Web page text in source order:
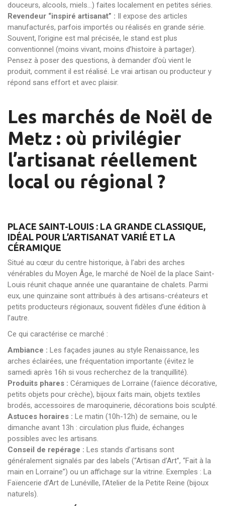
douceurs, alcools, miels…) faites localement en petites séries.
Revendeur “inspiré artisanat” : Il expose des articles
manufacturés, parfois importés ou réalisés en grande série.
Souvent, l’origine est mal précisée, le stand est plus
conventionnel (moins vivant, moins d’histoire à partager).
Pensez à poser des questions, à demander d’où vient le
produit, comment il est réalisé. Le vrai artisan ou producteur y
répond sans effort et avec plaisir.
Les marchés de Noël de
Metz : où privilégier
l’artisanat réellement
local ou régional ?
PLACE SAINT-LOUIS : LA GRANDE CLASSIQUE,
IDÉAL POUR L’ARTISANAT VARIÉ ET LA
CÉRAMIQUE
Situé au cœur du centre historique, à l’abri des arches
vénérables du Moyen Âge, le marché de Noël de la place Saint-
Louis réunit chaque année une quarantaine de chalets. Parmi
eux, une quinzaine sont attribués à des artisans-créateurs et
petits producteurs régionaux, souvent fidèles d’une édition à
l’autre.
Ce qui caractérise ce marché :
Ambiance : Les façades jaunes au style Renaissance, les
arches éclairées, une fréquentation importante (évitez le
samedi après 16h si vous recherchez de la tranquillité).
Produits phares : Céramiques de Lorraine (faïence décorative,
petits objets pour crèche), bijoux faits main, objets textiles
brodés, accessoires de maroquinerie, décorations bois sculpté.
Astuces horaires : Le matin (10h-12h) de semaine, ou le
dimanche avant 13h : circulation plus fluide, échanges
possibles avec les artisans.
Conseil de repérage : Les stands d’artisans sont
généralement signalés par des labels (“Artisan d’Art”, “Fait à la
main en Lorraine”) ou un affichage sur la vitrine. Exemples : La
Faïencerie d’Art de Lunéville, l’Atelier de la Petite Reine (bijoux
naturels).